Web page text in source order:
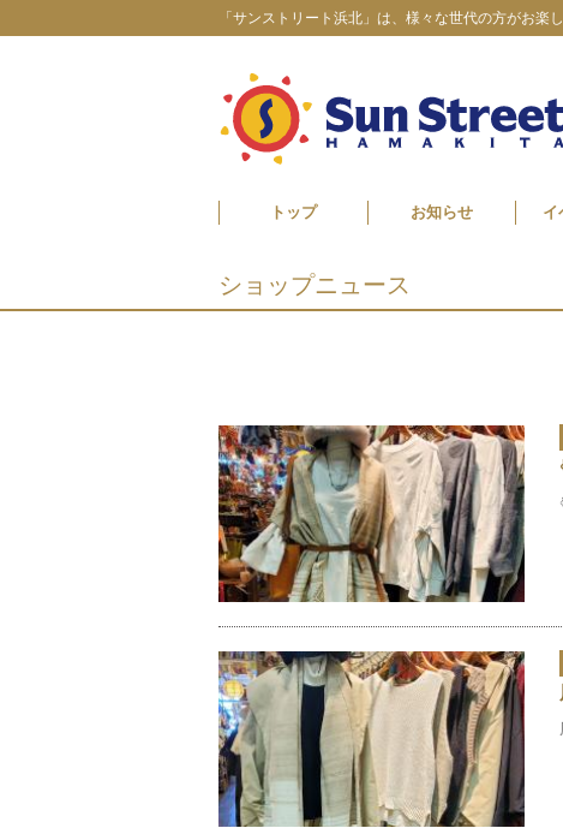
「サンストリート浜北」は、様々な世代の方がお楽
トップ お知らせ イ
ショップニュース